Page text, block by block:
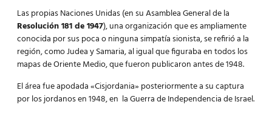
Las propias Naciones Unidas (en su Asamblea General de la
Resolución 181 de 1947), una organización que es ampliamente
conocida por sus poca o ninguna simpatía sionista, se refirió a la
región, como Judea y Samaria, al igual que figuraba en todos los
mapas de Oriente Medio, que fueron publicaron antes de 1948.
El área fue apodada «Cisjordania» posteriormente a su captura
por los jordanos en 1948, en la Guerra de Independencia de Israel.